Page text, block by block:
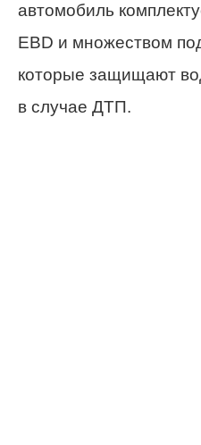
автомобиль
EBD и множеством
которые защищают
в случае ДТП.